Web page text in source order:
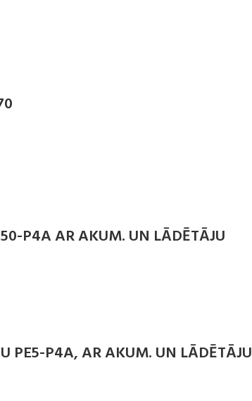
P4A AR AKUM. UN LĀDĒTĀJU
PE5-P4A, AR AKUM. UN LĀDĒTĀJU